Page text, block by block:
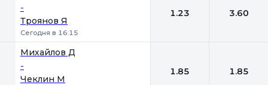
-
Троянов Я
Сегодня в 16:15
1.23 3.60
Михайлов Д
-
Чеклин М
1.85 1.85